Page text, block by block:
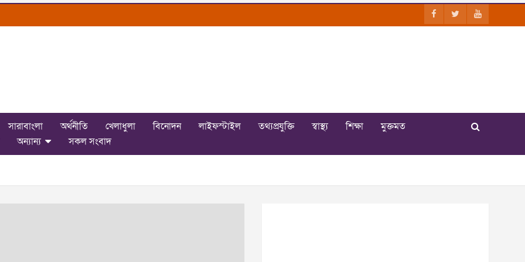
সারাবাংলা অর্থনীতি খেলাধুলা বিনোদন লাইফস্টাইল তথ্যপ্রযুক্তি স্বাস্থ্য শিক্ষা
মুক্তমত
অন্যান্য সকল সংবাদ